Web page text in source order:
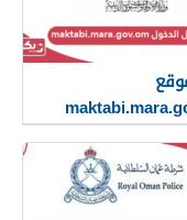
الدخول